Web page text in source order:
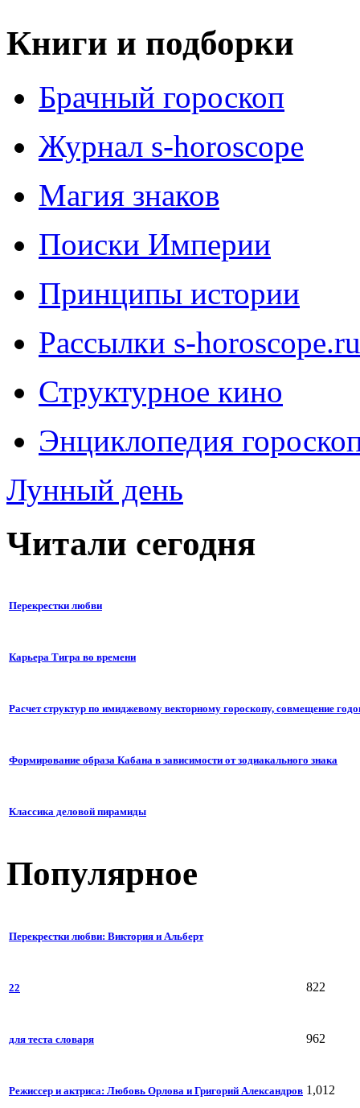
Книги и подборки
Брачный гороскоп
Журнал s-horoscope
Магия знаков
Поиски Империи
Принципы истории
Рассылки s-horoscope.ru
Структурное кино
Энциклопедия
Лунный день
Читали сегодня
Перекрестки любви
Карьера Тигра во времени
Расчет структур по имиджевому векторному гороскопу, совмещение
Формирование образа Кабана в зависимости от зодиакального знака
Классика деловой пирамиды
Популярное
Перекрестки любви: Виктория и Альберт
22 822
для теста словаря 962
Режиссер и актриса: Любовь Орлова и Григорий Александров 1,012